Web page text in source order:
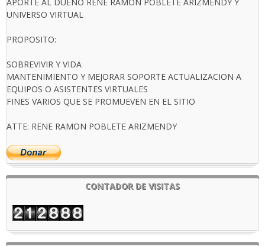
UNIVERSO VIRTUAL
PROPOSITO:
SOBREVIVIR Y VIDA
MANTENIMIENTO Y MEJORAR SOPORTE ACTUALIZACION A
EQUIPOS O ASISTENTES VIRTUALES
FINES VARIOS QUE SE PROMUEVEN EN EL SITIO
ATTE: RENE RAMON POBLETE ARIZMENDY
CONTADOR DE VISITAS